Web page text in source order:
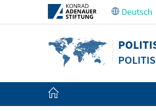
Zum Hauptinhalt springen